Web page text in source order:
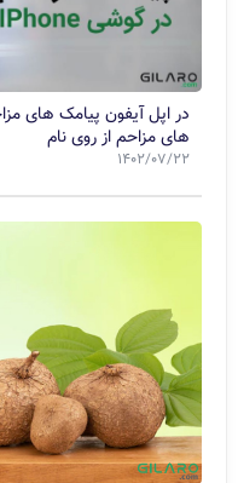
در اپل آیفون پیامک های
های مزاحم از روی نام
1402/07/22